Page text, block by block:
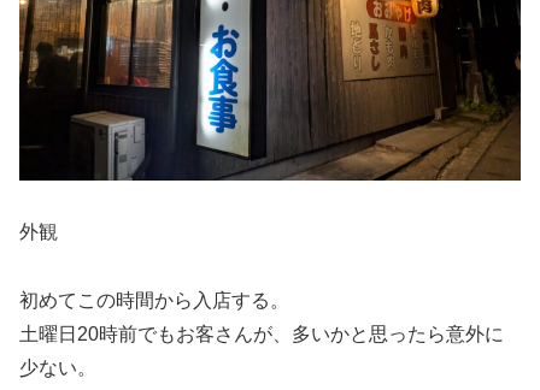
外観
初めてこの時間から入店する。
土曜日20時前でもお客さんが、多いかと思ったら意外に
少ない。